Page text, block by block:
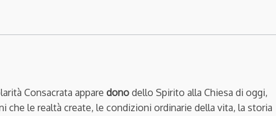
Consacrata appare dono dello Spirito alla Chiesa di oggi,
che le realtà create, le condizioni ordinarie della vita, la storia